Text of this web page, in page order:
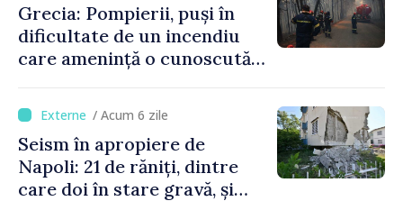
Grecia: Pompierii, puși în
dificultate de un incendiu
care amenință o cunoscută
/ Acum 6 zile
Seism în apropiere de
Napoli: 21 de răniți, dintre
care doi în stare gravă, și